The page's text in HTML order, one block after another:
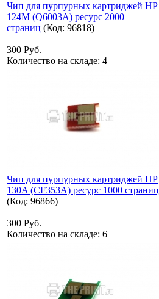
Чип для пурпурных картриджей HP
124M (Q6003A) ресурс 2000
страниц (Код: 96818)
300 Руб.
Количество на складе: 4
Чип для пурпурных картриджей HP
130A (CF353A) ресурс 1000 страниц
(Код: 96866)
300 Руб.
Количество на складе: 6